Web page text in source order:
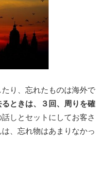
り、忘れたものは海外で
るときは、３回、周りを確
話しとセットにしてお客さ
、忘れ物はあまりなかっ